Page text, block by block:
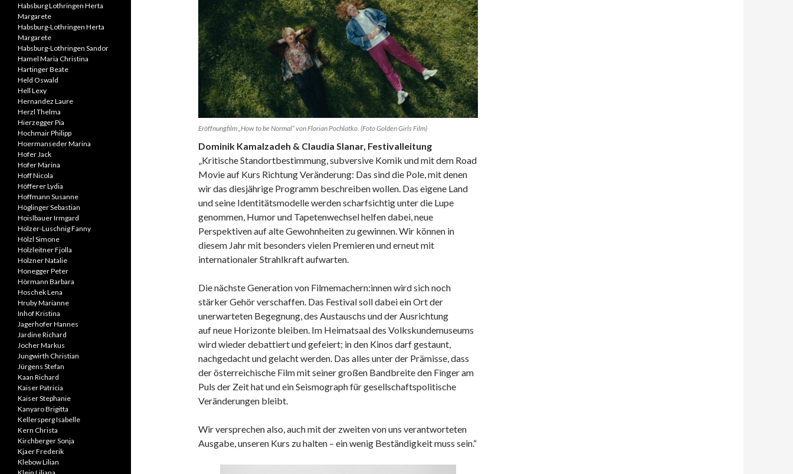
Eröffnungfilm „How to be Normal“ von Florian Pochlatko. (Foto Golden Girls Film)
Dominik Kamalzadeh & Claudia Slanar, Festivalleitung
„Kritische Standortbestimmung, subversive Komik und mit dem Road
Movie auf Kurs Richtung Veränderung: Das sind die Pole, mit denen
wir das diesjährige Programm beschreiben wollen. Das eigene Land
und seine Identitätsmodelle werden scharfsichtig unter die Lupe
genommen, Humor und Tapetenwechsel helfen dabei, neue
Perspektiven auf alte Gewohnheiten zu gewinnen. Wir können in
diesem Jahr mit besonders vielen Premieren und erneut mit
internationaler Strahlkraft aufwarten.
Die nächste Generation von Filmemachern:innen wird sich noch
stärker Gehör verschaffen. Das Festival soll dabei ein Ort der
unerwarteten Begegnung, des Austauschs und der Ausrichtung
auf neue Horizonte bleiben. Im Heimatsaal des Volkskundemuseums
wird wieder debattiert und gefeiert; in den Kinos darf gestaunt,
nachgedacht und gelacht werden. Das alles unter der Prämisse, dass
der österreichische Film mit seiner großen Bandbreite den Finger am
Puls der Zeit hat und ein Seismograph für gesellschaftspolitische
Veränderungen bleibt.
Wir versprechen also, auch mit der zweiten von uns verantworteten
Ausgabe, unseren Kurs zu halten – ein wenig Beständigkeit muss sein.“
Habsburg Lothringen Herta
Margarete
Habsburg-Lothringen Herta
Margarete
Habsburg-Lothringen Sandor
Hamel Maria Christina
Hartinger Beate
Held Oswald
Hell Lexy
Hernandez Laure
Herzl Thelma
Hierzegger Pia
Hochmair Philipp
Hoermanseder Marina
Hofer Jack
Hofer Marina
Hoff Nicola
Höfferer Lydia
Hoffmann Susanne
Höglinger Sebastian
Hoislbauer Irmgard
Holzer-Luschnig Fanny
Hölzl Simone
Holzleitner Fjolla
Holzner Natalie
Honegger Peter
Hörmann Barbara
Hoschek Lena
Hruby Marianne
Inhof Kristina
Jagerhofer Hannes
Jardine Richard
Jocher Markus
Jungwirth Christian
Jürgens Stefan
Kaan Richard
Kaiser Patricia
Kaiser Stephanie
Kanyaro Brigitta
Kellersperg Isabelle
Kern Christa
Kirchberger Sonja
Kjaer Frederik
Klebow Lilian